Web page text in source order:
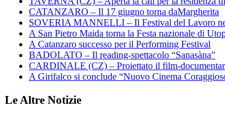
CATANZARO – Il 17 giugno torna daMargherita
SOVERIA MANNELLI – Il Festival del Lavoro
A San Pietro Maida torna la Festa nazionale di
A Catanzaro successo per il Performing Festival
BADOLATO – Il reading-spettacolo “Sanasàna”
CARDINALE (CZ) – Proiettato il film-
A Girifalco si conclude “Nuovo Cinema
Le Altre Notizie